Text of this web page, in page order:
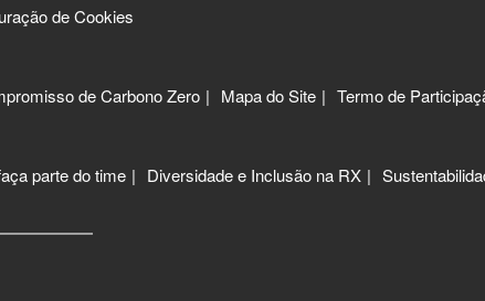
de Cookies
de Carbono Zero Mapa do Site Termo de
parte do time Diversidade e Inclusão na RX